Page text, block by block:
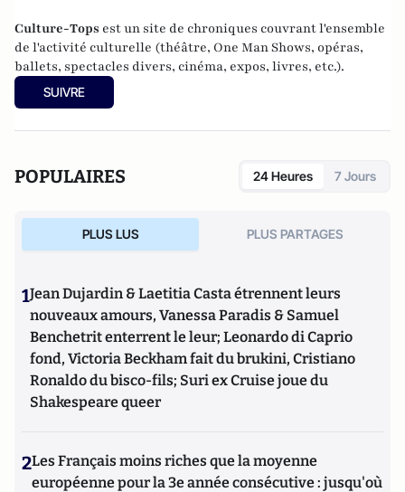
Culture-Tops est un site de chroniques couvrant l'ensemble
de l'activité culturelle (théâtre, One Man Shows, opéras,
ballets, spectacles divers, cinéma, expos, livres, etc.).
SUIVRE
POPULAIRES 24 Heures 7 Jours
PLUS LUS PLUS PARTAGES
1Jean Dujardin & Laetitia Casta étrennent leurs
nouveaux amours, Vanessa Paradis & Samuel
Benchetrit enterrent le leur; Leonardo di Caprio
fond, Victoria Beckham fait du brukini, Cristiano
Ronaldo du bisco-fils; Suri ex Cruise joue du
Shakespeare queer
2Les Français moins riches que la moyenne
européenne pour la 3e année consécutive : jusqu'où